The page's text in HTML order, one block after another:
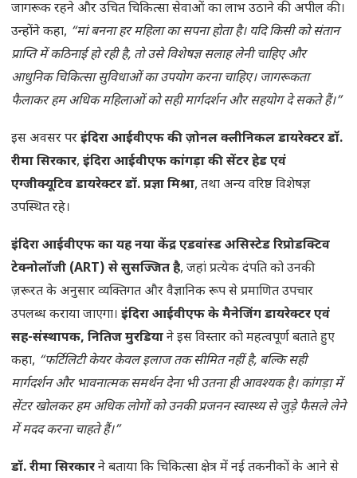
जागरूक रहने और उचित चिकित्सा सेवाओं का लाभ उठाने की अपील की।
उन्होंने कहा, “मां बनना हर महिला का सपना होता है। यदि किसी को संतान
प्राप्ति में कठिनाई हो रही है, तो उसे विशेषज्ञ सलाह लेनी चाहिए और
आधुनिक चिकित्सा सुविधाओं का उपयोग करना चाहिए। जागरूकता
फैलाकर हम अधिक महिलाओं को सही मार्गदर्शन और सहयोग दे सकते हैं।”
इस अवसर परइंदिरा आईवीएफ की ज़ोनल क्लीनिकल डायरेक्टर डॉ.
रीमा सिरकार, इंदिरा आईवीएफ कांगड़ा की सेंटर हेड एवं
एग्जीक्यूटिव डायरेक्टर डॉ. प्रज्ञा मिश्रा, तथा अन्य वरिष्ठ विशेषज्ञ
उपस्थित रहे।
इंदिरा आईवीएफ का यह नया केंद्र एडवांस्ड असिस्टेड रिप्रोडक्टिव
टेक्नोलॉजी (ART) से सुसज्जित है, जहां प्रत्येक दंपति को उनकी
ज़रूरत के अनुसार व्यक्तिगत और वैज्ञानिक रूप से प्रमाणित उपचार
उपलब्ध कराया जाएगा। इंदिरा आईवीएफ के मैनेजिंग डायरेक्टर एवं
सह-संस्थापक, नितिज मुरडियाने इस विस्तार को महत्वपूर्ण बताते हुए
कहा, “फर्टिलिटी केयर केवल इलाज तक सीमित नहीं है, बल्कि सही
मार्गदर्शन और भावनात्मक समर्थन देना भी उतना ही आवश्यक है। कांगड़ा में
सेंटर खोलकर हम अधिक लोगों को उनकी प्रजनन स्वास्थ्य से जुड़े फैसले लेने
में मदद करना चाहते हैं।”
डॉ. रीमा सिरकारने बताया कि चिकित्सा क्षेत्र में नई तकनीकों के आने से